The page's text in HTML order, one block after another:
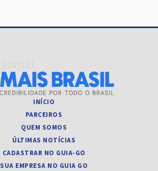
INÍCIO
PARCEIROS
QUEM SOMOS
ÚLTIMAS NOTÍCIAS
CADASTRAR NO GUIA-GO
SUA EMPRESA NO GUIA GO